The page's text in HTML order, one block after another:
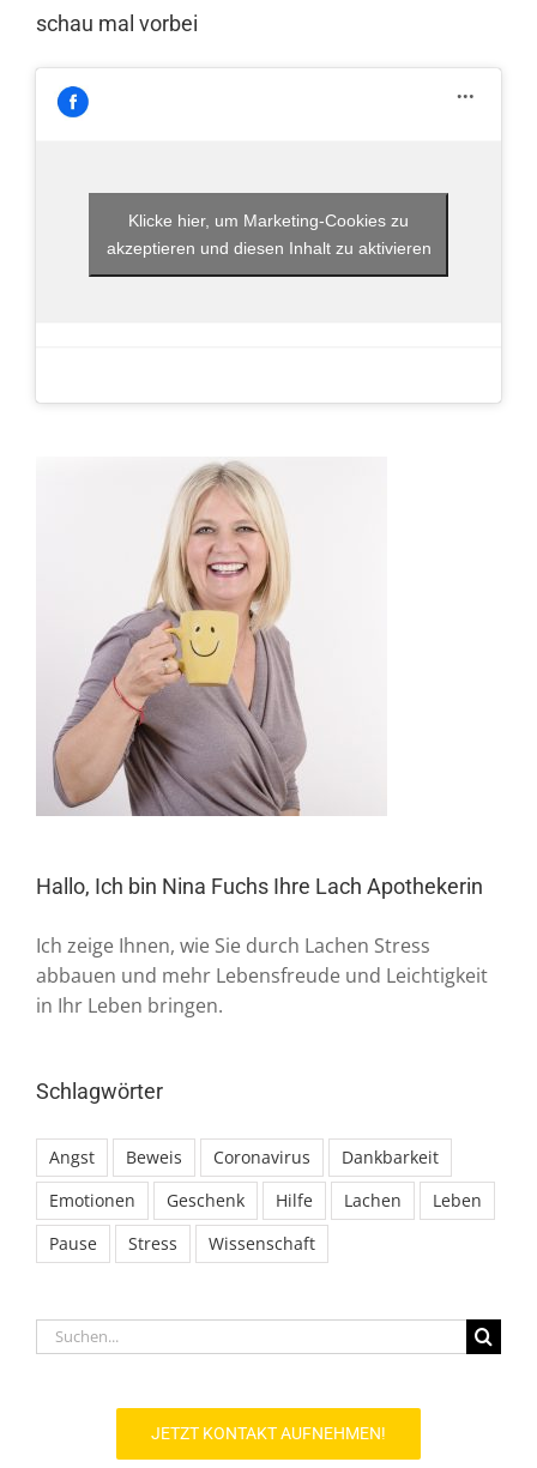
schau mal vorbei
Klicke hier, um Marketing-Cookies zu
akzeptieren und diesen Inhalt zu aktivieren
Hallo, Ich bin Nina Fuchs Ihre Lach Apothekerin
Ich zeige Ihnen, wie Sie durch Lachen Stress
abbauen und mehr Lebensfreude und Leichtigkeit
in Ihr Leben bringen.
Schlagwörter
Angst Beweis Coronavirus
Dankbarkeit
Emotionen
Geschenk Hilfe Lachen
Leben
Pause
Stress Wissenschaft
Suche
nach:
JETZT KONTAKT AUFNEHMEN!